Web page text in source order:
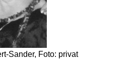
Sander, Foto: privat